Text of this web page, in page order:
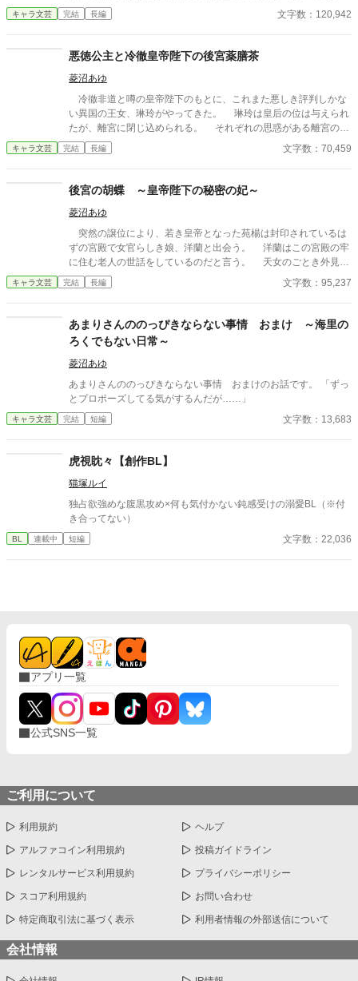
れた。 「何故、こんなところに居る？ 南条あまり」 「……嫌な
人と結婚させられそうになって、家を出たからです」 「それ、俺
と常連客となった元見合い相手、海里の日常。
キャラ文芸 完結 長編 文字数：120,942
悪徳公主と冷徹皇帝陛下の後宮薬膳茶
菱沼あゆ
冷徹非道と噂の皇帝陛下のもとに、これまた悪しき評判しかな
い異国の王女、琳玲がやってきた。 琳玲は皇后の位は与えられ
たが、離宮に閉じ込められる。 それぞれの思惑がある離宮の女
官や侍女たちは、怪しい薬草で皇帝陛下たちを翻弄する琳玲を観
察――。 悪徳公主と冷徹皇帝陛下と女官たちの日々は今日も騒
キャラ文芸 完結 長編 文字数：70,459
後宮の胡蝶 ～皇帝陛下の秘密の妃～
菱沼あゆ
突然の譲位により、若き皇帝となった苑楊は封印されているは
ずの宮殿で女官らしき娘、洋蘭と出会う。 洋蘭はこの宮殿の牢
に住む老人の世話をしているのだと言う。 天女のごとき外見と
豊富な知識を持つ洋蘭に心惹かれはじめる苑楊だったが。 洋蘭
はまったく思い通りにならないうえに、なにかが怪しい女だった
キャラ文芸 完結 長編 文字数：95,237
あまりさんののっぴきならない事情 おまけ ～海里の
ろくでもない日常～
菱沼あゆ
あまりさんののっぴきならない事情 おまけのお話です。 「ずっ
とプロポーズしてる気がするんだが……」
キャラ文芸 完結 短編 文字数：13,683
虎視眈々【創作BL】
猫塚ルイ
独占欲強めな腹黒攻め×何も気付かない鈍感受けの溺愛BL（※付
き合ってない）
BL 連載中 短編 文字数：22,036
アプリ一覧
公式SNS一覧
ご利用について
利用規約 ヘルプ
アルファコイン利用規約 投稿ガイドライン
レンタルサービス利用規約 プライバシーポリシー
スコア利用規約 お問い合わせ
特定商取引法に基づく表示 利用者情報の外部送信について
会社情報